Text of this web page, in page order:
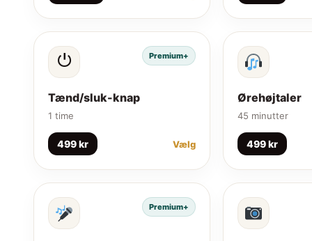
⏻ Premium+
Tænd/sluk-knap
1 time
499 kr Vælg
Ørehøjtaler
45 minutter
499 kr
Premium+